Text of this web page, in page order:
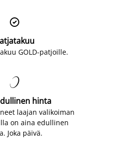

GOLD-patjoille.

hinta
laajan valikoiman
on aina edullinen
Joka päivä.